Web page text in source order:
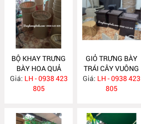
BỘ KHAY TRƯNG
BÀY HOA QUẢ
SIÊU THỊ NH384
Giá: LH - 0938 423
805
GIỎ TRƯNG BÀY
TRÁI CÂY VUÔNG
NH383
Giá: LH - 0938 423
805